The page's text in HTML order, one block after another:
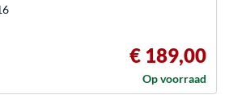
€ 189,00
Op voorraad